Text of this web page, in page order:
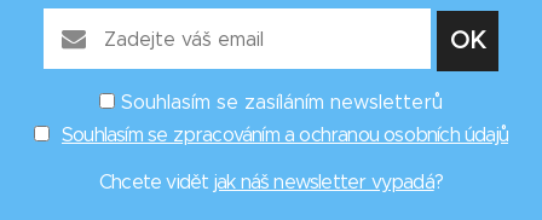
Souhlasím se zasíláním newsletterů
Souhlasím se zpracováním a ochranou osobních údajů
Chcete vidět jak náš newsletter vypadá?